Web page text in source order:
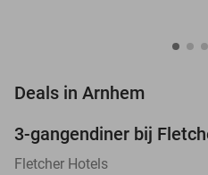
Deals in Arnhem
3-gangendiner bij
Fletcher Hotels